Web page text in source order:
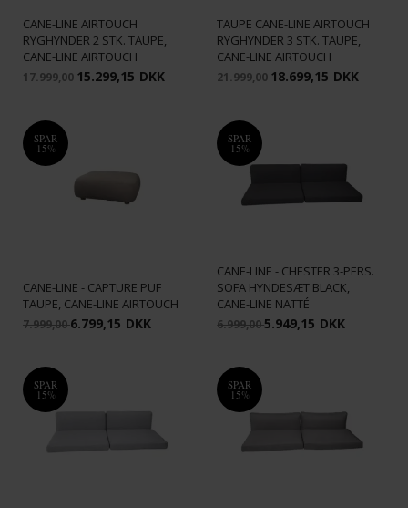
CANE-LINE AIRTOUCH
RYGHYNDER 2 STK. TAUPE,
CANE-LINE AIRTOUCH
17.999,0015.299,15 DKK
TAUPE CANE-LINE AIRTOUCH
RYGHYNDER 3 STK. TAUPE,
CANE-LINE AIRTOUCH
21.999,0018.699,15 DKK
SPAR
15%
CANE-LINE - CAPTURE PUF
TAUPE, CANE-LINE AIRTOUCH
7.999,006.799,15 DKK
SPAR
15%
CANE-LINE - CHESTER 3-PERS.
SOFA HYNDESÆT BLACK,
CANE-LINE NATTÉ
6.999,005.949,15 DKK
SPAR
15%
SPAR
15%